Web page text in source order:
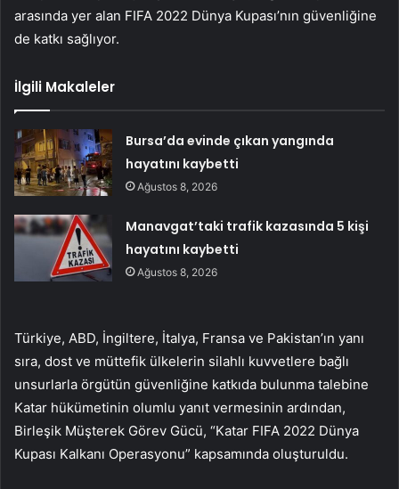
arasında yer alan FIFA 2022 Dünya Kupası’nın güvenliğine
de katkı sağlıyor.
İlgili Makaleler
Bursa’da evinde çıkan yangında
hayatını kaybetti
Ağustos 8, 2026
Manavgat’taki trafik kazasında 5 kişi
hayatını kaybetti
Ağustos 8, 2026
Türkiye, ABD, İngiltere, İtalya, Fransa ve Pakistan’ın yanı
sıra, dost ve müttefik ülkelerin silahlı kuvvetlere bağlı
unsurlarla örgütün güvenliğine katkıda bulunma talebine
Katar hükümetinin olumlu yanıt vermesinin ardından,
Birleşik Müşterek Görev Gücü, “Katar FIFA 2022 Dünya
Kupası Kalkanı Operasyonu” kapsamında oluşturuldu.